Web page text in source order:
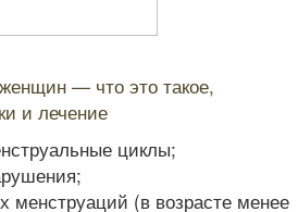
— что это такое,
и лечение
циклы;
менструаций (в возрасте менее